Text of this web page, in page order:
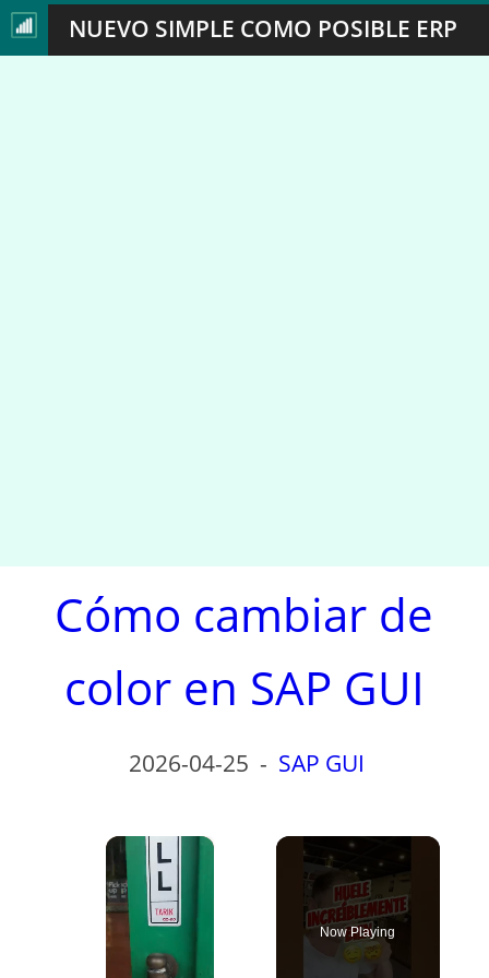
NUEVO SIMPLE COMO POSIBLE ERP
Cómo cambiar de
color en SAP GUI
2026-04-25 - SAP GUI
×
Now Playing